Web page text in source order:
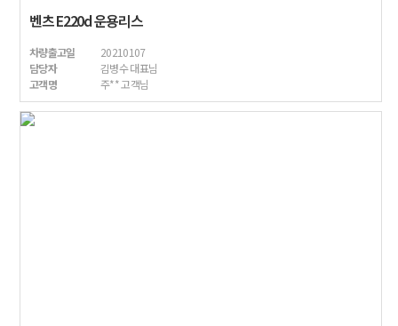
벤츠 E220d 운용리스
차량출고일
20210107
담당자
김병수 대표님
고객명
주** 고객님